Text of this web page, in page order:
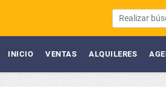
INICIO VENTAS ALQUILERES